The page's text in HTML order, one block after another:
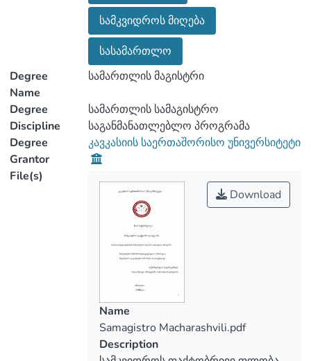
bureau established by the legislation from
the opening of the state is declared as
declaration on receipt of inheritance. The
work presents ways to solve the
problems that will help heirs avoid side
to the factual acuairing of inheritance, the
visions and opinions of the scientist-
lawyers are discussed, as well as practical
examples will allow us to better analyze
accompany the factual acquairing of
inheritance.
სამკვიდროს მიღება
სასამართლო
Degree
Name
სამართლის მაგისტრი
Degree
Discipline
სამართლის სამაგისტრო
საგანმანათლებლო პროგრამა
Degree
Grantor
კავკასიის საერთაშორისო უნივერსიტეტი
File(s)
Download
Name
Samagistro Macharashvili.pdf
Description